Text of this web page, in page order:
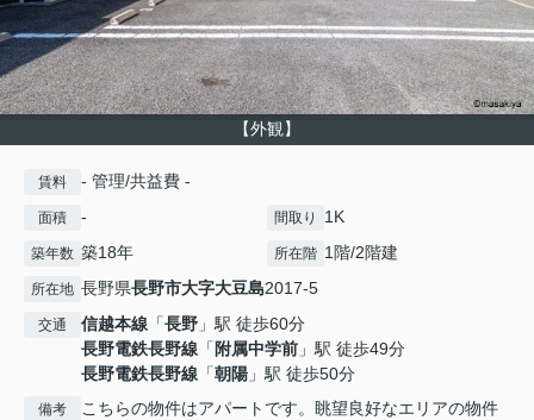
【外観】
賃料 - 管理/共益費 -
面積 - 間取り 1K
築年数 築18年 所在階 1階/2階建
所在地 長野県長野市大字大豆島2017-5
交通 信越本線 「長野 」駅 徒歩60分
長野電鉄長野線 「 附属中学前 」駅 徒歩49分
長野電鉄長野線 「朝陽 」駅 徒歩50分
備考
こちらの物件はアパートです。眺望良好なエリアの物件